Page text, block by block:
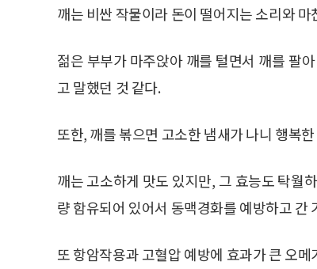
깨는 비싼 작물이라 돈이 떨어지는 소리와
젊은 부부가 마주앉아 깨를 털면서 깨를 팔
고 말했던 것 같다.
또한, 깨를 볶으면 고소한 냄새가 나니 행복
깨는 고소하게 맛도 있지만, 그 효능도 탁월
량 함유되어 있어서 동맥경화를 예방하고
또 항암작용과 고혈압 예방에 효과가 큰 오